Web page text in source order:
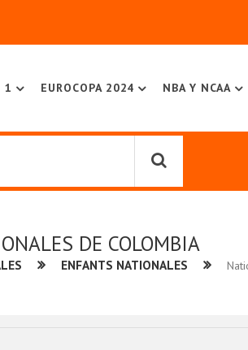
1 EUROCOPA 2024 NBA Y NCAA
DE COLOMBIA
ENFANTS NATIONALES